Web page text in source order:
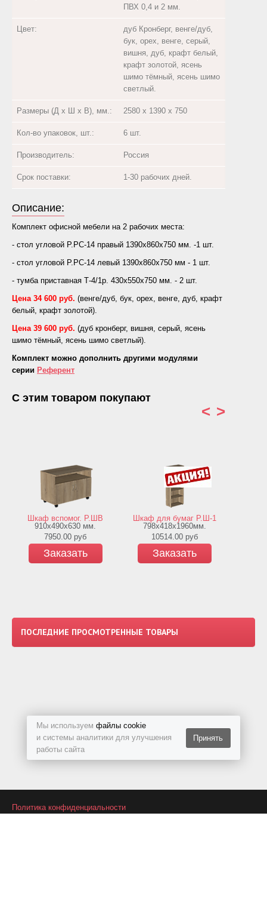
Мы используем файлы cookie
и системы аналитики для улучшения
работы сайта
Принять
ПВХ 0,4 и 2 мм.
Цвет:
дуб Кронберг, венге/дуб,
бук, орех, венге, серый,
вишня, дуб, крафт белый,
крафт золотой, ясень
шимо тёмный, ясень шимо
светлый.
Размеры (Д х Ш х В), мм.: 2580 х 1390 х 750
Кол-во упаковок, шт.: 6 шт.
Производитель: Россия
Срок поставки: 1-30 рабочих дней.
Описание:
Комплект офисной мебели на 2 рабочих места:
- стол угловой Р.РС-14 правый 1390х860х750 мм. -1 шт.
- стол угловой Р.РС-14 левый 1390х860х750 мм - 1 шт.
- тумба приставная Т-4/1р. 430х550х750 мм. - 2 шт.
Цена 34 600 руб. (венге/дуб, бук, орех, венге, дуб, крафт
белый, крафт золотой).
Цена 39 600 руб. (дуб кронберг, вишня, серый, ясень
шимо тёмный, ясень шимо светлый).
Комплект можно дополнить другими модулями
серии Референт
С этим товаром покупают
< >
Шкаф вспомог. Р.ШВ
910х490х630 мм.
7950.00 руб
Заказать
Шкаф для бумаг Р.Ш-1
798х418х1960мм.
10514.00 руб
Заказать
ПОСЛЕДНИЕ ПРОСМОТРЕННЫЕ ТОВАРЫ
Политика конфиденциальности